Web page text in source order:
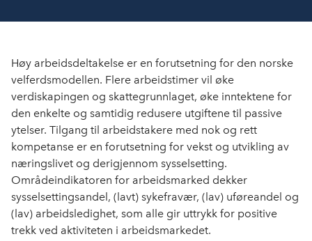
Høy arbeidsdeltakelse er en forutsetning for den norske
velferdsmodellen. Flere arbeidstimer vil øke
verdiskapingen og skattegrunnlaget, øke inntektene for
den enkelte og samtidig redusere utgiftene til passive
ytelser. Tilgang til arbeidstakere med nok og rett
kompetanse er en forutsetning for vekst og utvikling av
næringslivet og derigjennom sysselsetting.
Områdeindikatoren for arbeidsmarked dekker
sysselsettingsandel, (lavt) sykefravær, (lav) uføreandel og
(lav) arbeidsledighet, som alle gir uttrykk for positive
trekk ved aktiviteten i arbeidsmarkedet.